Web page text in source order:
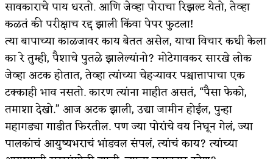
सावकाराचे पाय धरतो. आणि जेव्हा पोराचा रिझल्ट येतो, तेव्हा
कळतं की परीक्षाच रद्द झाली किंवा पेपर फुटला!
​त्या बापाच्या काळजावर काय बेतत असेल, याचा विचार कधी केला
का रे तुम्ही, पैशाचे पुतळे झालेल्यांनो? ​मोटेगावकर सारखे लोक
जेव्हा अटक होतात, तेव्हा त्यांच्या चेहऱ्यावर पश्चात्तापाचा एक
टक्काही भाव नसतो. कारण त्यांना माहीत असतं, “पैसा फेको,
तमाशा देखो.” आज अटक झाली, उद्या जामीन होईल, पुन्हा
महागड्या गाडीत फिरतील. पण ज्या पोरांचे वय निघून गेलं, ज्या
पालकांचं आयुष्यभराचं भांडवल संपलं, त्यांचं काय? त्यांच्या